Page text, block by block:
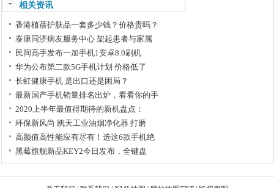
相关资讯
香港植蓓护肤品一套多少钱？价格贵吗？
泰康同济病友服务中心 架起患者与家属
民间高手发布一加手机1安卓8.0刷机
华为公布第二款5G手机计划 价格低了
长虹健康手机 是出口还是困局？
最新国产手机销量排名出炉，看看你的手
2020上半年最值得期待的新机盘点：
环保新风尚 凯天工业油烟净化器 打磨
高颜值高性能应有尽有！选这6款手机绝
黑莓旗舰新品KEY2今日发布，全键盘